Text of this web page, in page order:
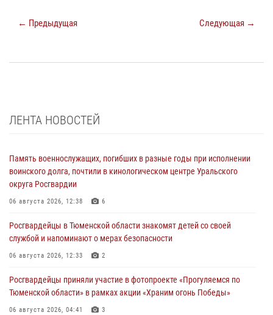
← Предыдущая Следующая →
ЛЕНТА НОВОСТЕЙ
Память военнослужащих, погибших в разные годы при исполнении
воинского долга, почтили в кинологическом центре Уральского
округа Росгвардии
06 августа 2026, 12:38 6
Росгвардейцы в Тюменской области знакомят детей со своей
службой и напоминают о мерах безопасности
06 августа 2026, 12:33 2
Росгвардейцы приняли участие в фотопроекте «Прогуляемся по
Тюменской области» в рамках акции «Храним огонь Победы»
06 августа 2026, 04:41 3